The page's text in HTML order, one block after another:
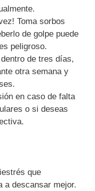
Toma sorbos
de golpe puede
peligroso.
de tres días,
otra semana y
en caso de falta
o si deseas
que
a descansar mejor.